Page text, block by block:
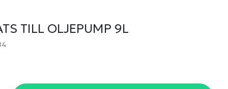
TILL OLJEPUMP 9L